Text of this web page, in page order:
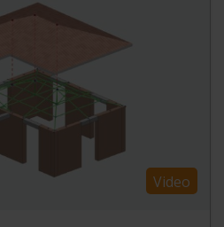
Video